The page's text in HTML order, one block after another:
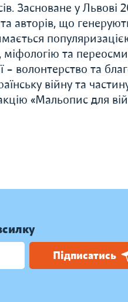
Засноване у Львові
авторів, що
міфологію та
волонтерство та
війну та
«Мальопис для
Підписатись